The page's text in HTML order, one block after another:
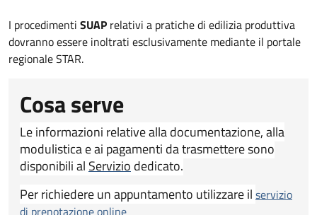
I procedimenti SUAP relativi a pratiche di edilizia produttiva
dovranno essere inoltrati esclusivamente mediante il portale
regionale STAR.
Cosa serve
Le informazioni relative alla documentazione, alla
modulistica e ai pagamenti da trasmettere sono
disponibili al Servizio dedicato.
Per richiedere un appuntamento utilizzare il servizio
di prenotazione online